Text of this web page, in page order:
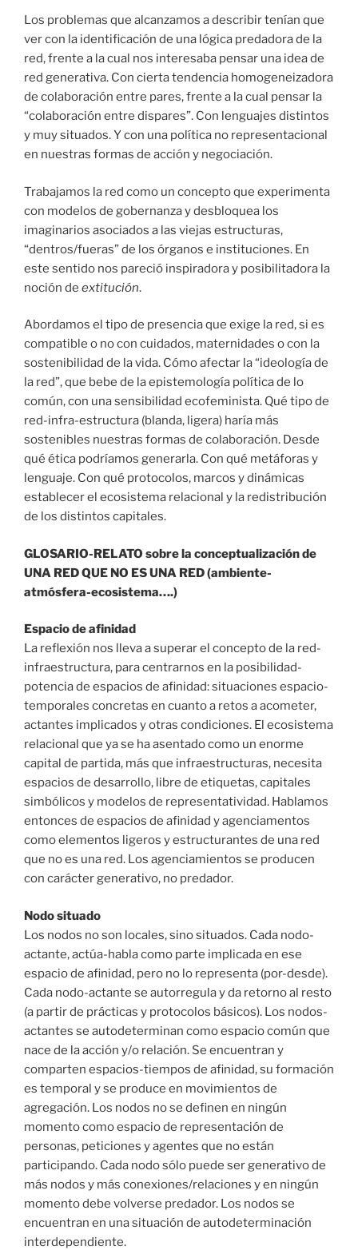
Los problemas que alcanzamos a describir tenían que
ver con la identificación de una lógica predadora de la
red, frente a la cual nos interesaba pensar una idea de
red generativa. Con cierta tendencia homogeneizadora
de colaboración entre pares, frente a la cual pensar la
“colaboración entre dispares”. Con lenguajes distintos
y muy situados. Y con una política no representacional
en nuestras formas de acción y negociación.
Trabajamos la red como un concepto que experimenta
con modelos de gobernanza y desbloquea los
imaginarios asociados a las viejas estructuras,
“dentros/fueras” de los órganos e instituciones. En
este sentido nos pareció inspiradora y posibilitadora la
noción de extitución.
Abordamos el tipo de presencia que exige la red, si es
compatible o no con cuidados, maternidades o con la
sostenibilidad de la vida. Cómo afectar la “ideología de
la red”, que bebe de la epistemología política de lo
común, con una sensibilidad ecofeminista. Qué tipo de
red-infra-estructura (blanda, ligera) haría más
sostenibles nuestras formas de colaboración. Desde
qué ética podríamos generarla. Con qué metáforas y
lenguaje. Con qué protocolos, marcos y dinámicas
establecer el ecosistema relacional y la redistribución
de los distintos capitales.
GLOSARIO-RELATO sobre la conceptualización de
UNA RED QUE NO ES UNA RED (ambiente-
atmósfera-ecosistema….)
Espacio de afinidad
La reflexión nos lleva a superar el concepto de la red-
infraestructura, para centrarnos en la posibilidad-
potencia de espacios de afinidad: situaciones espacio-
temporales concretas en cuanto a retos a acometer,
actantes implicados y otras condiciones. El ecosistema
relacional que ya se ha asentado como un enorme
capital de partida, más que infraestructuras, necesita
espacios de desarrollo, libre de etiquetas, capitales
simbólicos y modelos de representatividad. Hablamos
entonces de espacios de afinidad y agenciamentos
como elementos ligeros y estructurantes de una red
que no es una red. Los agenciamientos se producen
con carácter generativo, no predador.
Nodo situado
Los nodos no son locales, sino situados. Cada nodo-
actante, actúa-habla como parte implicada en ese
espacio de afinidad, pero no lo representa (por-desde).
Cada nodo-actante se autorregula y da retorno al resto
(a partir de prácticas y protocolos básicos). Los nodos-
actantes se autodeterminan como espacio común que
nace de la acción y/o relación. Se encuentran y
comparten espacios-tiempos de afinidad, su formación
es temporal y se produce en movimientos de
agregación. Los nodos no se definen en ningún
momento como espacio de representación de
personas, peticiones y agentes que no están
participando. Cada nodo sólo puede ser generativo de
más nodos y más conexiones/relaciones y en ningún
momento debe volverse predador. Los nodos se
encuentran en una situación de autodeterminación
interdependiente.